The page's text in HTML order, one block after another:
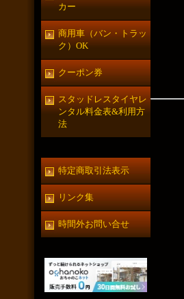
カー
商用車（バン・トラッ
ク）OK
クーポン券
スタッドレスタイヤレ
ンタル料金表&利用方
法
特定商取引法表示
リンク集
時間外お問い合せ